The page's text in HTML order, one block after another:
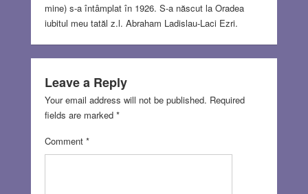
mine) s-a întâmplat în 1926. S-a născut la Oradea
iubitul meu tatăl z.l. Abraham Ladislau-Laci Ezri.
Leave a Reply
Your email address will not be published. Required
fields are marked *
Comment *